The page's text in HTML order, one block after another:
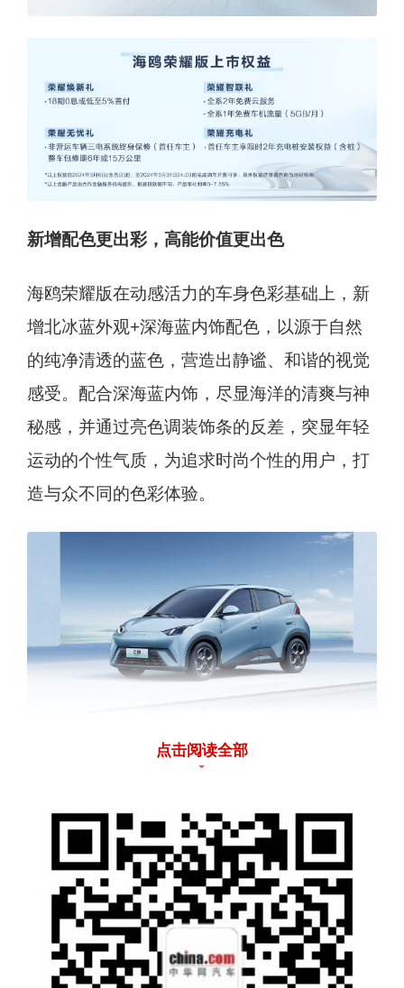
新增配色更出彩，高能价值更出色
海鸥荣耀版在动感活力的车身色彩基础上，新
增北冰蓝外观+深海蓝内饰配色，以源于自然
的纯净清透的蓝色，营造出静谧、和谐的视觉
感受。配合深海蓝内饰，尽显海洋的清爽与神
秘感，并通过亮色调装饰条的反差，突显年轻
运动的个性气质，为追求时尚个性的用户，打
造与众不同的色彩体验。
海鸥荣耀版延续新一代主流代步车的高能实
力，基于e平台 3.0技术打造，令其在安全、舒
适、智能方面均具备领先优势。海鸥荣耀版采
点击阅读全部